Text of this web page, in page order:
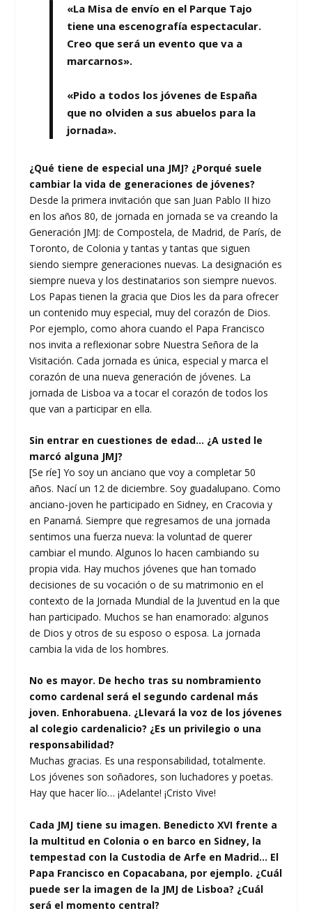
«La Misa de envío en el Parque Tajo
tiene una escenografía espectacular.
Creo que será un evento que va a
marcarnos».
«Pido a todos los jóvenes de España
que no olviden a sus abuelos para la
jornada».
¿Qué tiene de especial una JMJ? ¿Porqué suele
cambiar la vida de generaciones de jóvenes?
Desde la primera invitación que san Juan Pablo II hizo
en los años 80, de jornada en jornada se va creando la
Generación JMJ: de Compostela, de Madrid, de París, de
Toronto, de Colonia y tantas y tantas que siguen
siendo siempre generaciones nuevas. La designación es
siempre nueva y los destinatarios son siempre nuevos.
Los Papas tienen la gracia que Dios les da para ofrecer
un contenido muy especial, muy del corazón de Dios.
Por ejemplo, como ahora cuando el Papa Francisco
nos invita a reflexionar sobre Nuestra Señora de la
Visitación. Cada jornada es única, especial y marca el
corazón de una nueva generación de jóvenes. La
jornada de Lisboa va a tocar el corazón de todos los
que van a participar en ella.
Sin entrar en cuestiones de edad… ¿A usted le
marcó alguna JMJ?
[Se ríe] Yo soy un anciano que voy a completar 50
años. Nací un 12 de diciembre. Soy guadalupano. Como
anciano-joven he participado en Sidney, en Cracovia y
en Panamá. Siempre que regresamos de una jornada
sentimos una fuerza nueva: la voluntad de querer
cambiar el mundo. Algunos lo hacen cambiando su
propia vida. Hay muchos jóvenes que han tomado
decisiones de su vocación o de su matrimonio en el
contexto de la Jornada Mundial de la Juventud en la que
han participado. Muchos se han enamorado: algunos
de Dios y otros de su esposo o esposa. La jornada
cambia la vida de los hombres.
No es mayor. De hecho tras su nombramiento
como cardenal será el segundo cardenal más
joven. Enhorabuena. ¿Llevará la voz de los jóvenes
al colegio cardenalicio? ¿Es un privilegio o una
responsabilidad?
Muchas gracias. Es una responsabilidad, totalmente.
Los jóvenes son soñadores, son luchadores y poetas.
Hay que hacer lío… ¡Adelante! ¡Cristo Vive!
Cada JMJ tiene su imagen. Benedicto XVI frente a
la multitud en Colonia o en barco en Sidney, la
tempestad con la Custodia de Arfe en Madrid… El
Papa Francisco en Copacabana, por ejemplo. ¿Cuál
puede ser la imagen de la JMJ de Lisboa? ¿Cuál
será el momento central?